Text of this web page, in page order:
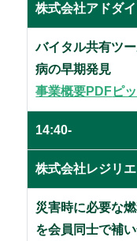
株式会社アドダ
バイタル共有ツ
病の早期発見
事業概要PDFピ
14:40-
株式会社レジリ
災害時に必要な
を会員同士で補